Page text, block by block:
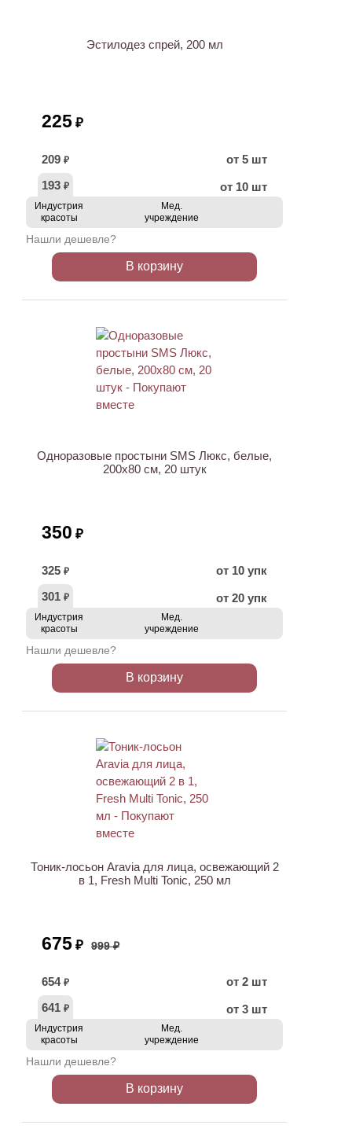
Эстилодез спрей, 200 мл
225 ₽
209 ₽
от 5 шт
193 ₽ от 10 шт
Индустрия
красоты
Мед.
учреждение
Нашли дешевле?
В корзину
Одноразовые простыни SMS Люкс, белые,
200х80 см, 20 штук
350 ₽
325 ₽
от 10 упк
301 ₽ от 20 упк
Индустрия
красоты
Мед.
учреждение
Нашли дешевле?
В корзину
Тоник-лосьон Aravia для лица, освежающий 2
в 1, Fresh Multi Tonic, 250 мл
675 ₽ 999 ₽
654 ₽
от 2 шт
641 ₽ от 3 шт
Индустрия
красоты
Мед.
учреждение
Нашли дешевле?
В корзину